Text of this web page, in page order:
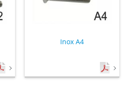
Inox A4